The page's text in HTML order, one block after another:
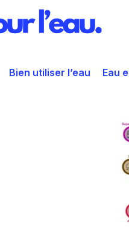
Bien utiliser l’eau Eau